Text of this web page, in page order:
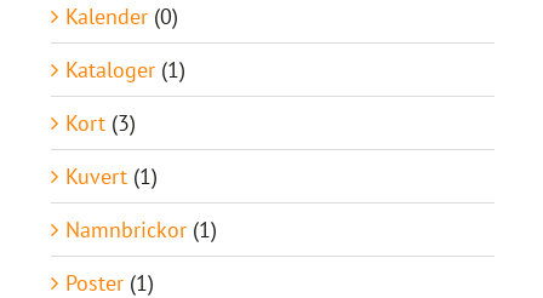
Kalender (0)
Kataloger (1)
Kort (3)
Kuvert (1)
Namnbrickor (1)
Poster (1)